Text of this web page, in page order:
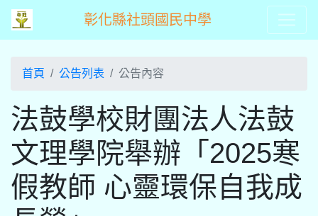
彰化縣社頭國民中學
首頁 公告列表 公告內容
法鼓學校財團法人法鼓
文理學院舉辦「2025寒
假教師 心靈環保自我成